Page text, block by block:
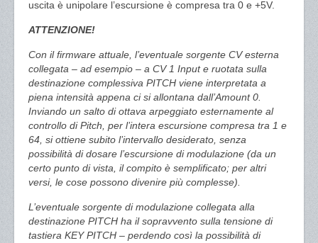
uscita è unipolare l’escursione è compresa tra 0 e +5V.
ATTENZIONE!
Con il firmware attuale, l’eventuale sorgente CV esterna
collegata – ad esempio – a CV 1 Input e ruotata sulla
destinazione complessiva PITCH viene interpretata a
piena intensità appena ci si allontana dall’Amount 0.
Inviando un salto di ottava arpeggiato esternamente al
controllo di Pitch, per l’intera escursione compresa tra 1 e
64, si ottiene subito l’intervallo desiderato, senza
possibilità di dosare l’escursione di modulazione (da un
certo punto di vista, il compito è semplificato; per altri
versi, le cose possono divenire più complesse).
L’eventuale sorgente di modulazione collegata alla
destinazione PITCH ha il sopravvento sulla tensione di
tastiera KEY PITCH – perdendo così la possibilità di